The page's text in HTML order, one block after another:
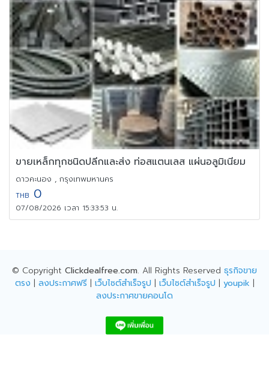
ขายเหล็กทุกชนิดปลีกและส่ง ท่อสแตนเลส แผ่นอลูมิเนียม
ดาวคะนอง , กรุงเทพมหานคร
THB 0
07/08/2026 เวลา 15:33:53 น.
© Copyright Clickdealfree.com. All Rights Reserved ธุรกิจขาย
ตรง | ลงประกาศฟรี| เว็บไซต์สำเร็จรูป | เว็บไซต์สำเร็จรูป | youpik |
ลงประกาศขายคอนโด